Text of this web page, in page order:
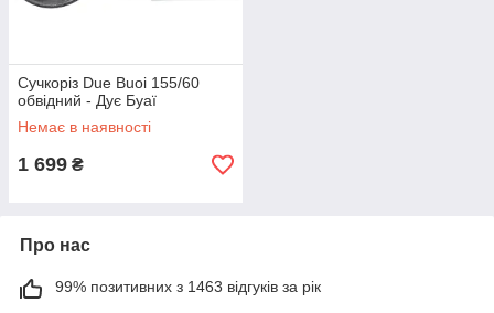
Сучкоріз Due Buoi 155/60
обвідний - Дує Буаї
Немає в наявності
1 699 ₴
Про нас
99% позитивних з 1463 відгуків за рік